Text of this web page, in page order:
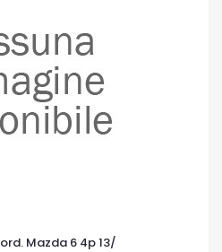
Mazda 6 4p 13/